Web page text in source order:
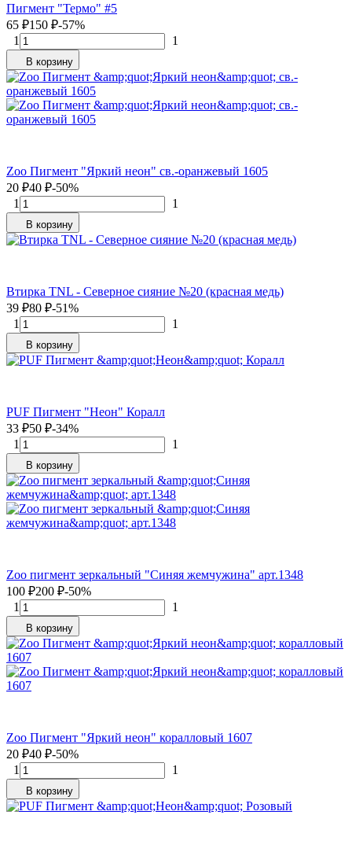
Пигмент "Термо" #5
65 ₽150 ₽-57%
1
1
В корзину
Zoo Пигмент "Яркий неон" св.-оранжевый 1605
20 ₽40 ₽-50%
1
1
В корзину
Втирка TNL - Северное сияние №20 (красная медь)
39 ₽80 ₽-51%
1
1
В корзину
PUF Пигмент "Неон" Коралл
33 ₽50 ₽-34%
1
1
В корзину
Zoo пигмент зеркальный "Синяя жемчужина" арт.1348
100 ₽200 ₽-50%
1
1
В корзину
Zoo Пигмент "Яркий неон" коралловый 1607
20 ₽40 ₽-50%
1
1
В корзину